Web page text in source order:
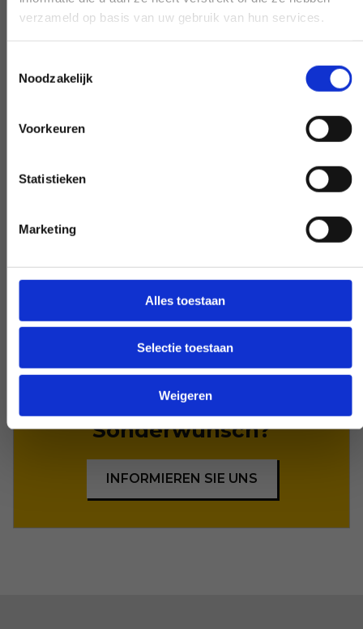
verzameld op basis van uw gebruik van hun services.
Noodzakelijk
Voorkeuren
Statistieken
Marketing
Alles toestaan
Selectie toestaan
Weigeren
Experten, die Ihnen weiterhelfen
Wenn Sie eine Frage haben, die unsere
stellen Sie Ihre Frage. Unsere Experten
Frühe und späte Verfügbarkeit
Arbeitstages? Machen Sie es
verhandelbar, und wir werden es möglich
machen - wenn möglich.
Sonderwunsch?
INFORMIEREN SIE UNS